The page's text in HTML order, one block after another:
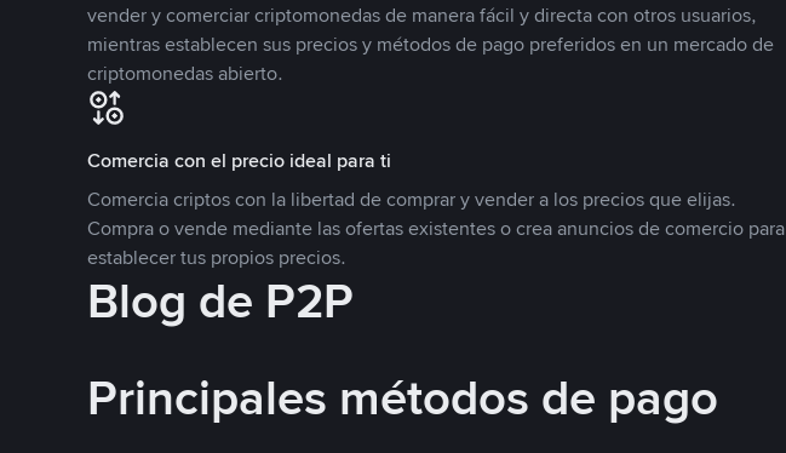
vender y comerciar criptomonedas de manera fácil y directa con otros usuarios,
mientras establecen sus precios y métodos de pago preferidos en un mercado de
criptomonedas abierto.
Comercia con el precio ideal para ti
Comercia criptos con la libertad de comprar y vender a los precios que elijas.
Compra o vende mediante las ofertas existentes o crea anuncios de comercio para
establecer tus propios precios.
Blog de P2P
Principales métodos de pago